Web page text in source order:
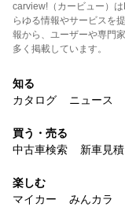
carview!（カービュー）
らゆる情報やサービスを
報から、ユーザーや専門
多く掲載しています。
知る
カタログ
ニュース
買う・売る
中古車検索
新車見積
楽しむ
マイカー
みんカラ